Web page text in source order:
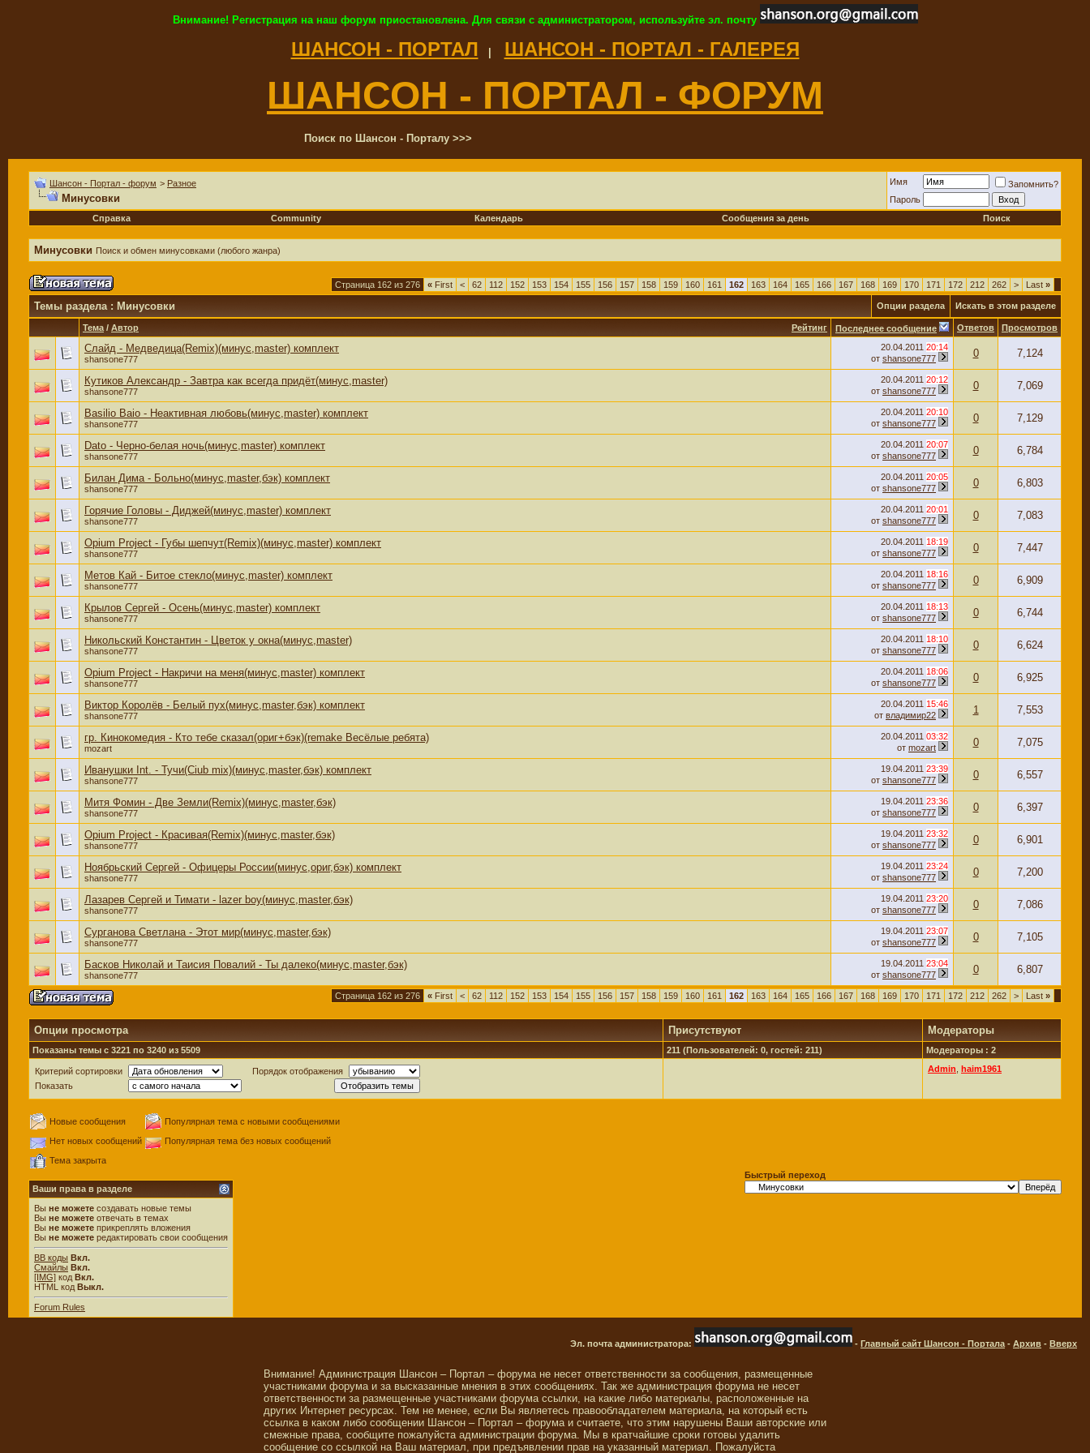
Внимание! Регистрация на наш форум приостановлена. Для связи с администратором, используйте эл. почту
ШАНСОН - ПОРТАЛ ШАНСОН - ПОРТАЛ - ГАЛЕРЕЯ
ШАНСОН - ПОРТАЛ - ФОРУМ
Поиск по Шансон - Порталу >>>
Шансон - Портал - форум > Разное
Минусовки
Имя
Запомнить?
Пароль
Справка
Community Календарь Сообщения за день Поиск
Минусовки Поиск и обмен минусовками (любого жанра)
Страница 162 из 276 « First < 62 112 152 153 154 155 156 157 158 159 160 161 162 163 164 165 166 167 168 169 170 171 172 212 262 > Last »
Темы раздела: Минусовки Опции раздела Искать в этом разделе
Рейтинг
Тема / Автор Последнее сообщение Ответов Просмотров
Слайд - Медведица(Remix)(минус,master) комплект
shansone777
20.04.2011 20:14
от shansone777 0 7,124
Кутиков Александр - Завтра как всегда придёт(минус,master)
shansone777
20.04.2011 20:12
от shansone777 0 7,069
Basilio Baio - Неактивная любовь(минус,master) комплект
shansone777
20.04.2011 20:10
от shansone777 0 7,129
Dato - Черно-белая ночь(минус,master) комплект
shansone777
20.04.2011 20:07
от shansone777 0 6,784
Билан Дима - Больно(минус,master,бэк) комплект
shansone777
20.04.2011 20:05
от shansone777 0 6,803
Горячие Головы - Диджей(минус,master) комплект
shansone777
20.04.2011 20:01
от shansone777 0 7,083
Opium Project - Губы шепчут(Remix)(минус,master) комплект
shansone777
20.04.2011 18:19
от shansone777 0 7,447
Метов Кай - Битое стекло(минус,master) комплект
shansone777
20.04.2011 18:16
от shansone777 0 6,909
Крылов Сергей - Осень(минус,master) комплект
shansone777
20.04.2011 18:13
от shansone777 0 6,744
Никольский Константин - Цветок у окна(минус,master)
shansone777
20.04.2011 18:10
от shansone777 0 6,624
Opium Project - Накричи на меня(минус,master) комплект
shansone777
20.04.2011 18:06
от shansone777 0 6,925
Виктор Королёв - Белый пух(минус,master,бэк) комплект
shansone777
20.04.2011 15:46
от владимир22 1 7,553
гр. Кинокомедия - Кто тебе сказал(ориг+бэк)(remake Весёлые ребята)
mozart
20.04.2011 03:32
от mozart 0 7,075
Иванушки Int. - Тучи(Ciub mix)(минус,master,бэк) комплект
shansone777
19.04.2011 23:39
от shansone777 0 6,557
Митя Фомин - Две Земли(Remix)(минус,master,бэк)
shansone777
19.04.2011 23:36
от shansone777 0 6,397
Opium Project - Красивая(Remix)(минус,master,бэк)
shansone777
19.04.2011 23:32
от shansone777 0 6,901
Ноябрьский Сергей - Офицеры России(минус,ориг,бэк) комплект
shansone777
19.04.2011 23:24
от shansone777 0 7,200
Лазарев Сергей и Тимати - lazer boy(минус,master,бэк)
shansone777
19.04.2011 23:20
от shansone777 0 7,086
Сурганова Светлана - Этот мир(минус,master,бэк)
shansone777
19.04.2011 23:07
от shansone777 0 7,105
Басков Николай и Таисия Повалий - Ты далеко(минус,master,бэк)
shansone777
19.04.2011 23:04
от shansone777 0 6,807
Страница 162 из 276 « First < 62 112 152 153 154 155 156 157 158 159 160 161 162 163 164 165 166 167 168 169 170 171 172 212 262 > Last »
Опции просмотра Присутствуют Модераторы
Показаны темы с 3221 по 3240 из 5509 211 (Пользователей: 0, гостей: 211) Модераторы : 2
Критерий сортировки
Порядок отображения
Показать
Admin haim1961
Новые сообщения
Популярная тема с новыми сообщениями
Нет новых сообщений
Популярная тема без новых сообщений
Тема закрыта
Ваши права в разделе
Вы не можете создавать новые темы
Вы не можете отвечать в темах
Вы не можете прикреплять вложения
Вы не можете редактировать свои сообщения
BB коды Вкл.
Смайлы Вкл.
[IMG] код Вкл.
HTML код Выкл.
Forum Rules
Быстрый переход
Эл. почта администратора: - Главный сайт Шансон - Портала - Архив - Вверх
Внимание! Администрация Шансон – Портал – форума не несет ответственности за сообщения, размещенные
участниками форума и за высказанные мнения в этих сообщениях. Так же администрация форума не несет
ответственности за размещенные участниками форума ссылки, на какие либо материалы, расположенные на
других Интернет ресурсах. Тем не менее, если Вы являетесь правообладателем материала, на который есть
ссылка в каком либо сообщении Шансон – Портал – форума и считаете, что этим нарушены Ваши авторские или
смежные права, сообщите пожалуйста администрации форума. Мы в кратчайшие сроки готовы удалить
сообщение со ссылкой на Ваш материал, при предъявлении прав на указанный материал. Пожалуйста